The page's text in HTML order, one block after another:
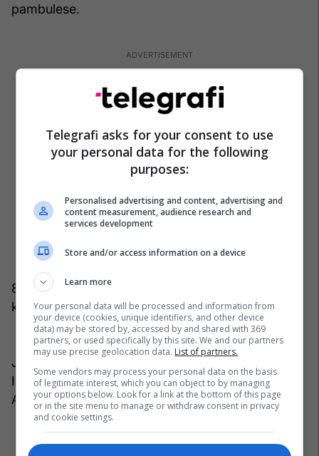
pambulese.
8. Andaj në këtë situatë, më mbetet ta drejtoj
kontributin tim publik në dimensionin profesional.
Ju faleminderit për bashkëpunim
I juaji,
Afrim Kasolli
Telegrafi asks for your consent to use
your personal data for the following
purposes:
Personalised advertising and content, advertising and
content measurement, audience research and
services development
Store and/or access information on a device
Learn more
Your personal data will be processed and information from
your device (cookies, unique identifiers, and other device
data) may be stored by, accessed by and shared with 369
partners, or used specifically by this site. We and our partners
may use precise geolocation data. List of partners.
Some vendors may process your personal data on the basis
of legitimate interest, which you can object to by managing
your options below. Look for a link at the bottom of this page
or in the site menu to manage or withdraw consent in privacy
and cookie settings.